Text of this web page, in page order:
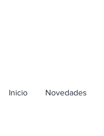
Inicio Novedades